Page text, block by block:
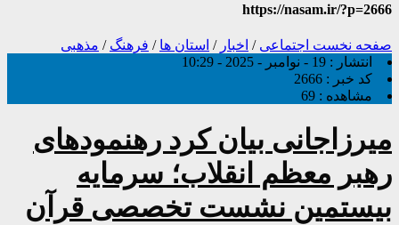
https://nasam.ir/?p=2666
صفحه نخست اجتماعی / اخبار / استان ها / فرهنگ / مذهبی
انتشار : 19 - نوامبر - 2025 - 10:29
کد خبر : 2666
مشاهده : 69
میرزاجانی بیان کرد رهنمودهای
رهبر معظم انقلاب؛ سرمایه
بیستمین نشست تخصصی قرآن